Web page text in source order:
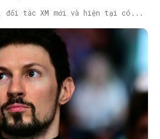
đối tác XM mới và hiện tại có...